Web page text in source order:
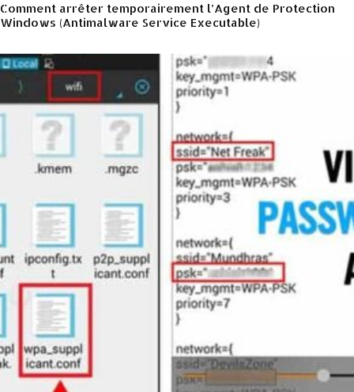
Comment arrêter temporairement l’Agent de Protection
Windows (Antimalware Service Executable)